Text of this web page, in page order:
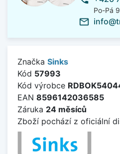
Po-Pá
mail_outline
Značka Sinks
Kód 57993
Kód výrobce
EAN 8596142036585
Záruka 24 měsíců
Zboží pochází z oficiální